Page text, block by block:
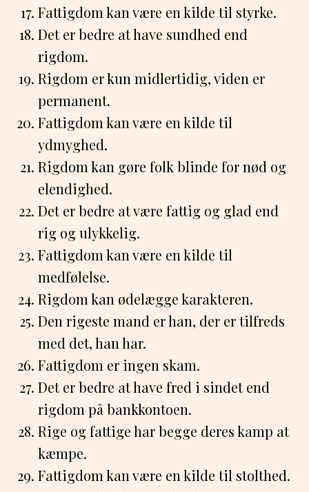
Fattigdom kan være en kilde til styrke.
Det er bedre at have sundhed end
rigdom.
Rigdom er kun midlertidig, viden er
permanent.
Fattigdom kan være en kilde til
ydmyghed.
Rigdom kan gøre folk blinde for nød og
elendighed.
Det er bedre at være fattig og glad end
rig og ulykkelig.
Fattigdom kan være en kilde til
medfølelse.
Rigdom kan ødelægge karakteren.
Den rigeste mand er han, der er tilfreds
med det, han har.
Fattigdom er ingen skam.
Det er bedre at have fred i sindet end
rigdom på bankkontoen.
Rige og fattige har begge deres kamp at
kæmpe.
Fattigdom kan være en kilde til stolthed.